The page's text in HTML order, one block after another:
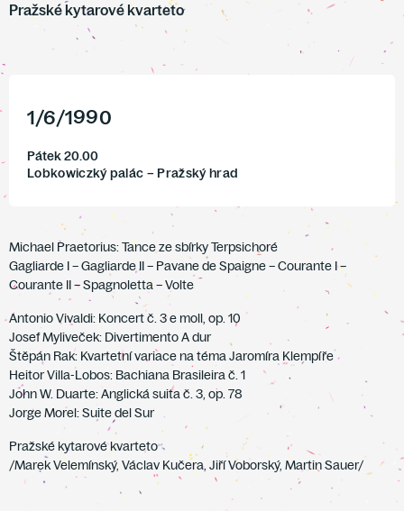
Pražské kytarové kvarteto
1/6/1990
Pátek 20.00
Lobkowiczký palác – Pražský hrad
Michael Praetorius: Tance ze sbírky Terpsichoré
Gagliarde I – Gagliarde II – Pavane de Spaigne – Courante I –
Courante II – Spagnoletta – Volte
Antonio Vivaldi: Koncert č. 3 e moll, op. 10
Josef Myliveček: Divertimento A dur
Štěpán Rak: Kvartetní variace na téma Jaromíra Klempíře
Heitor Villa-Lobos: Bachiana Brasileira č. 1
John W. Duarte: Anglická suita č. 3, op. 78
Jorge Morel: Suite del Sur
Pražské kytarové kvarteto
/Marek Velemínský, Václav Kučera, Jiří Voborský, Martin Sauer/